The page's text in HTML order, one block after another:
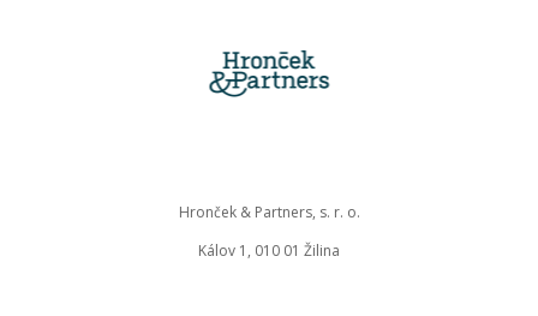
Hronček & Partners, s. r. o.
Kálov 1, 010 01 Žilina